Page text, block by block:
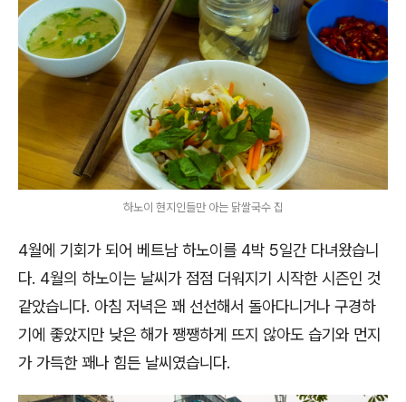
하노이 현지인들만 아는 닭쌀국수 집
4월에 기회가 되어 베트남 하노이를 4박 5일간 다녀왔습니
다. 4월의 하노이는 날씨가 점점 더워지기 시작한 시즌인 것
같았습니다. 아침 저녁은 꽤 선선해서 돌아다니거나 구경하
기에 좋았지만 낮은 해가 쨍쨍하게 뜨지 않아도 습기와 먼지
가 가득한 꽤나 힘든 날씨였습니다.